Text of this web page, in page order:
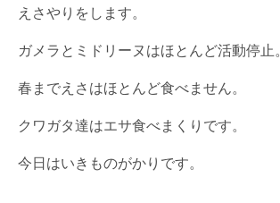
えさやりをします。
ガメラとミドリーヌはほとんど活動停止。
春までえさはほとんど食べません。
クワガタ達はエサ食べまくりです。
今日はいきものがかりです。